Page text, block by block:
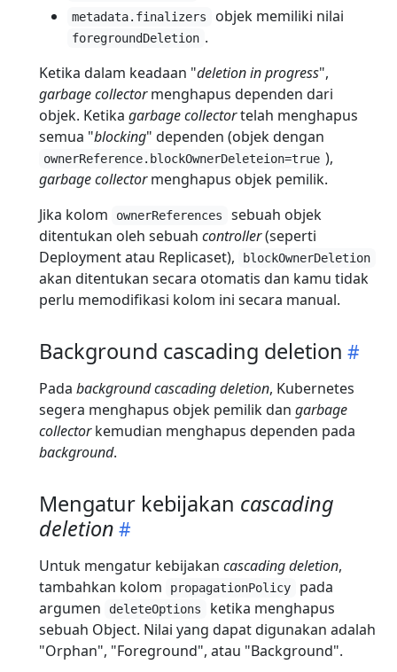
metadata.finalizers objek memiliki nilai
foregroundDeletion .
Ketika dalam keadaan "deletion in progress",
garbage collectormenghapus dependen dari
objek. Ketika garbage collectortelah menghapus
semua "blocking" dependen (objek dengan
ownerReference.blockOwnerDeleteion=true ),
garbage collectormenghapus objek pemilik.
Jika kolom
ownerReferences
sebuah objek
ditentukan oleh sebuah controller(seperti
Deployment atau Replicaset),
blockOwnerDeletion
akan ditentukan secara otomatis dan kamu tidak
perlu memodifikasi kolom ini secara manual.
Background cascading deletion
Pada background cascading deletion, Kubernetes
segera menghapus objek pemilik dan garbage
collectorkemudian menghapus dependen pada
background.
Mengatur kebijakan cascading
deletion
Untuk mengatur kebijakan cascading deletion,
tambahkan kolom
propagationPolicy
pada
argumen
deleteOptions
ketika menghapus
sebuah Object. Nilai yang dapat digunakan adalah
"Orphan", "Foreground", atau "Background".